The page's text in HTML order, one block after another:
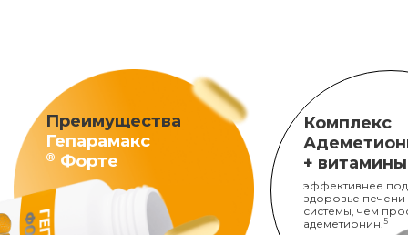
Преимущества
Гепарамакс
® Форте
Комплекс
+
эффективнее
здоровье печени
системы, чем
адеметионин. 5